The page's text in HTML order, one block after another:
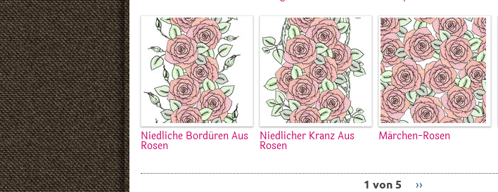
Niedliche Bordüren Aus
Rosen
Niedlicher Kranz Aus
Rosen
Märchen-Rosen
1 von 5 ››